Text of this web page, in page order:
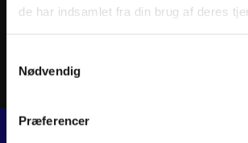
de har indsamlet fra din brug af deres
Nødvendig
Præferencer
Læs mere